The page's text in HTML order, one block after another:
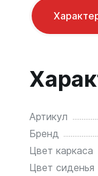
Артикул
Бренд
Цвет каркаса
Цвет сиденья